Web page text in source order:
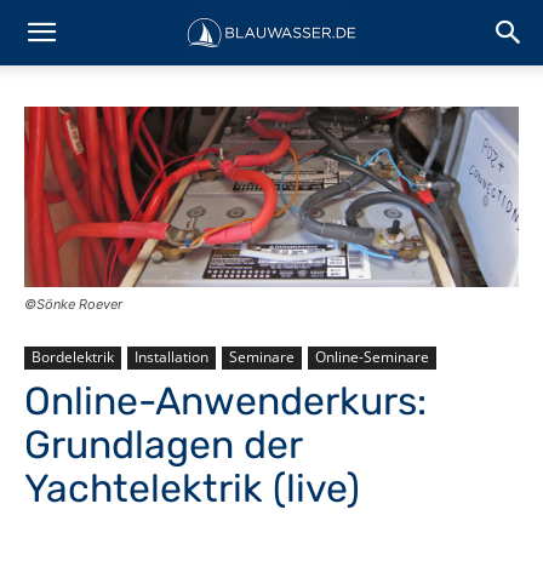
©Sönke Roever
Bordelektrik Installation Seminare Online-Seminare
Online-Anwenderkurs:
Grundlagen der
Yachtelektrik (live)